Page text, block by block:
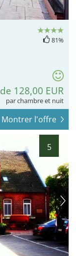
81%
de 128,00 EUR
par chambre et nuit
Montrer l'offre
5